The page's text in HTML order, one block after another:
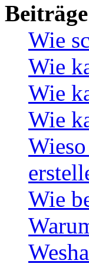
Wie
Wie
Wie
Wie
Wie